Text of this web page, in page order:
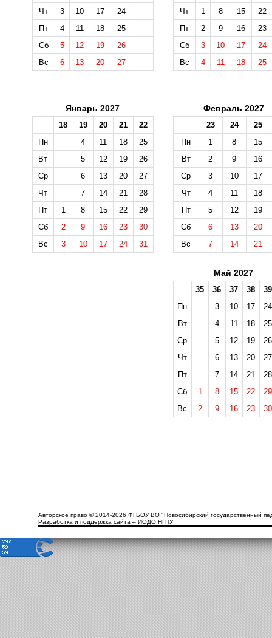
Чт
3 10 17
24
Пт
4 11 18
25
Сб
5 12 19
26
Вс
6 13 20 27
Чт
1 8 15
22
Пт
2 9 16
23
Сб
3 10 17
24
Вс
4 11 18 25
Январь 2027
18 19 20 21
22
Пн
4 11 18
25
Вт
5 12 19
26
Ср
6 13 20
27
Чт
7 14 21
28
Пт
1 8 15 22
29
Сб
2 9 16 23
30
Вс
3 10 17 24 31
Февраль 2027
23 24
25
Пн
1 8
15
Вт
2 9
16
Ср
3 10
17
Чт
4 11
18
Пт
5 12
19
Сб
6 13
20
Вс
7 14 21
Май 2027
35 36 37 38
39
Пн
3 10 17
24
Вт
4 11 18
25
Ср
5 12 19
26
Чт
6 13 20
27
Пт
7 14 21
28
Сб
1 8 15 22
29
Вс
2 9 16 23 30
Авторское право © 2014-2026 ФГБОУ ВО "Новосибирский государственный
Разработка и поддержка сайта – ИОДО НГПУ